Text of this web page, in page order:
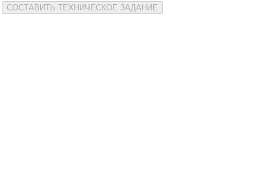
СОСТАВИТЬ ТЕХНИЧЕСКОЕ ЗАДАНИЕ